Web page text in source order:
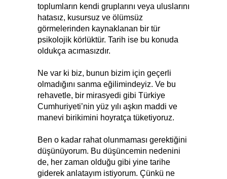
toplumların kendi gruplarını veya uluslarını
hatasız, kusursuz ve ölümsüz
görmelerinden kaynaklanan bir tür
psikolojik körlüktür. Tarih ise bu konuda
oldukça acımasızdır.
Ne var ki biz, bunun bizim için geçerli
olmadığını sanma eğilimindeyiz. Ve bu
rehavetle, bir mirasyedi gibi Türkiye
Cumhuriyeti’nin yüz yılı aşkın maddi ve
manevi birikimini hoyratça tüketiyoruz.
Ben o kadar rahat olunmaması gerektiğini
düşünüyorum. Bu düşüncemin nedenini
de, her zaman olduğu gibi yine tarihe
giderek anlatayım istiyorum. Çünkü ne